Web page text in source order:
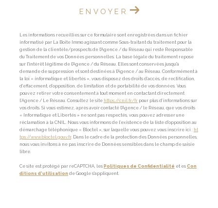
ENVOYER
Les informations recueillies sur ce formulaire sont enregistrées dans un fichier
informatisé par La Boite Immo agissant comme Sous-traitant du traitement pour la
gestion de la clientèle/prospects de l'Agence / du Réseau qui reste Responsable
du Traitement de vos Données personnelles. La base légale du traitement repose
sur l'intérêt légitime de l'Agence / du Réseau. Elles sont conservées jusqu'à
demande de suppression et sont destinées à l'Agence / au Réseau. Conformément à
la loi « informatique et libertés », vous disposez des droits d’accès, de rectification,
d’effacement, d’opposition, de limitation et de portabilité de vos données. Vous
pouvez retirer votre consentement à tout moment en contactant directement
l’Agence / Le Réseau. Consultez le site https://cnil.fr/fr pour plus d’informations sur
vos droits. Si vous estimez, après avoir contacté l'Agence / le Réseau, que vos droits
« Informatique et Libertés » ne sont pas respectés, vous pouvez adresser une
réclamation à la CNIL. Nous vous informons de l’existence de la liste d'opposition au
démarchage téléphonique « Bloctel », sur laquelle vous pouvez vous inscrire ici : ht
tps://www.bloctel.gouv.fr. Dans le cadre de la protection des Données personnelles,
nous vous invitons à ne pas inscrire de Données sensibles dans le champ de saisie
libre.
Ce site est protégé par reCAPTCHA, les Politiques de Confidentialité et es Con
ditions d'utilisation de Google s'appliquent.